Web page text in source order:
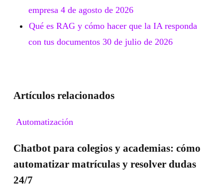
empresa 4 de agosto de 2026
Qué es RAG y cómo hacer que la IA responda
con tus documentos 30 de julio de 2026
Artículos relacionados
AutomatizaciónChatbot
colegios
y
Chatbot para colegios y academias: cómo
automatizar matrículas y resolver dudas
24/7